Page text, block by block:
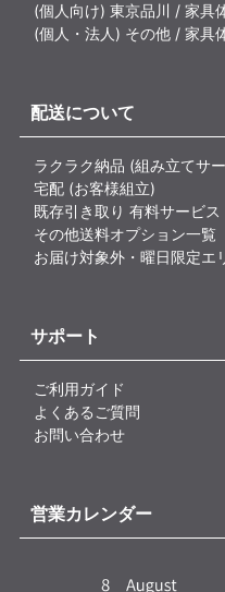
(個人向け) 東京品川 / 家具
(個人・法人) その他 / 家具
配送について
ラクラク納品 (組み立てサ
宅配 (お客様組立)
既存引き取り 有料サービス
その他送料オプション一覧
お届け対象外・曜日限定エ
サポート
ご利用ガイド
よくあるご質問
お問い合わせ
営業カレンダー